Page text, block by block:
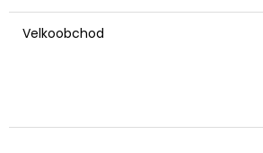
Velkoobchod